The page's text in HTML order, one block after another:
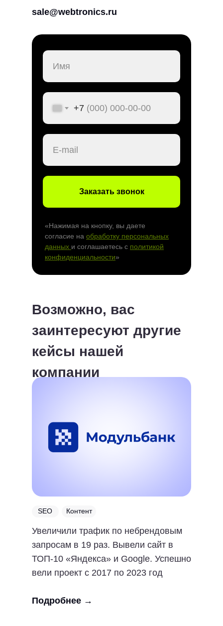
sale@webtronics.ru
+7
Заказать звонок
«Нажимая на кнопку, вы даете
согласие на обработку персональных
данных и соглашаетесь c политикой
конфиденциальности»
Возможно, вас
заинтересуют другие
кейсы нашей
компании
Увеличили трафик по небрендовым
запросам в 19 раз. Вывели сайт в
ТОП-10 «Яндекса» и Google. Успешно
вели проект с 2017 по 2023 год
Подробнее →
SEO Контент